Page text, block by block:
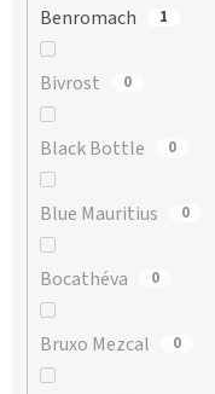
Benromach 1
Bivrost 0
Black Bottle 0
Blue Mauritius 0
Bocathéva 0
Bruxo Mezcal 0